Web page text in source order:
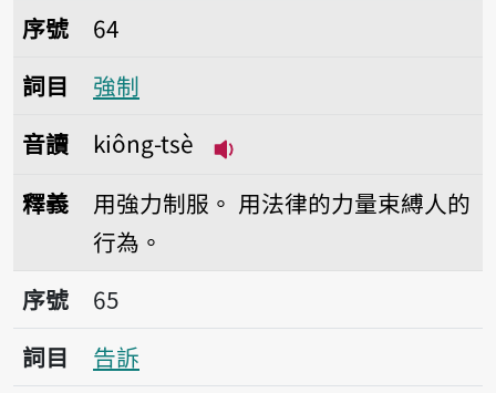
序號64強制
序號
64
詞目
強制
音讀
kiông-tsè
釋義 用強力制服。 用法律的力量束縛人的
行為。
序號65告訴
序號
65
詞目
告訴